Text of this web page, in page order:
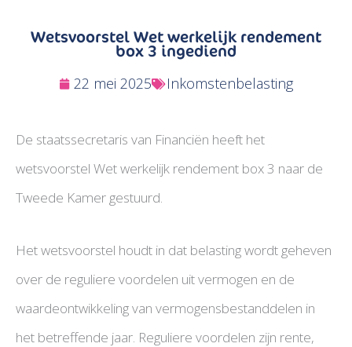
Wetsvoorstel Wet werkelijk rendement
box 3 ingediend
22 mei 2025 Inkomstenbelasting
De staatssecretaris van Financiën heeft het
wetsvoorstel Wet werkelijk rendement box 3 naar de
Tweede Kamer gestuurd.
Het wetsvoorstel houdt in dat belasting wordt geheven
over de reguliere voordelen uit vermogen en de
waardeontwikkeling van vermogensbestanddelen in
het betreffende jaar. Reguliere voordelen zijn rente,